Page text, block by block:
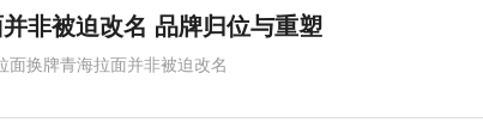
非被迫改名 品牌归位与重塑
面换牌青海拉面并非被迫改名